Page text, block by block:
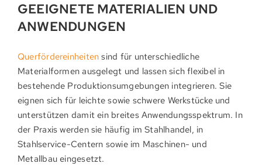
GEEIGNETE MATERIALIEN UND
ANWENDUNGEN
Querfördereinheiten sind für unterschiedliche
Materialformen ausgelegt und lassen sich flexibel in
bestehende Produktionsumgebungen integrieren. Sie
eignen sich für leichte sowie schwere Werkstücke und
unterstützen damit ein breites Anwendungsspektrum. In
der Praxis werden sie häufig im Stahlhandel, in
Stahlservice-Centern sowie im Maschinen- und
Metallbau eingesetzt.